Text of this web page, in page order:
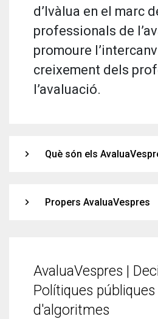
d’Ivàlua en el marc
professionals de
promoure
creixement dels
l’avaluació.
expand_more Què són els
expand_more Propers AvaluaVespres
AvaluaVespres |
Polítiques
d'algoritmes